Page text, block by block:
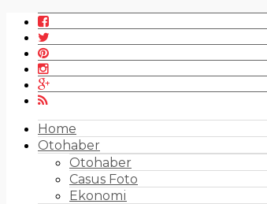
Home
Otohaber
Otohaber
Casus Foto
Ekonomi